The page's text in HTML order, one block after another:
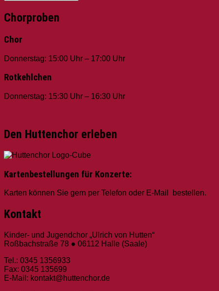
Chorproben
Chor
Donnerstag: 15:00 Uhr – 17:00 Uhr
Rotkehlchen
Donnerstag: 15:30 Uhr – 16:30 Uhr
Den Huttenchor erleben
Kartenbestellungen für Konzerte:
Karten können Sie gern per Telefon oder E-Mail bestellen.
Kontakt
Kinder- und Jugendchor „Ulrich von Hutten“
Roßbachstraße 78 ● 06112 Halle (Saale)
Tel.: 0345 1356933
Fax: 0345 135699
E-Mail: kontakt@huttenchor.de